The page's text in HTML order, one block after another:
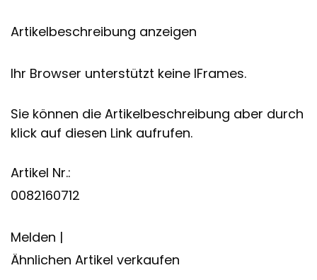
Artikelbeschreibung anzeigen
Ihr Browser unterstützt keine IFrames.
Sie können die Artikelbeschreibung aber durch
klick auf diesen Link aufrufen.
Artikel Nr.:
0082160712
Melden |
Ähnlichen Artikel verkaufen